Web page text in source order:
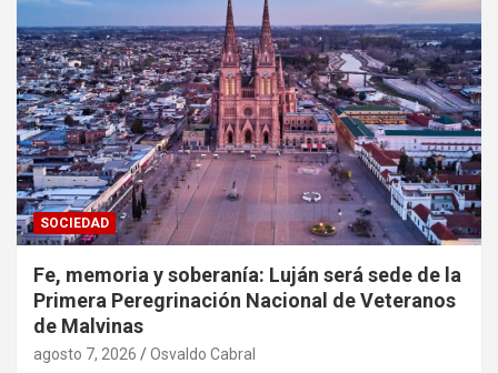
SOCIEDAD
Fe, memoria y soberanía: Luján será sede de la
Primera Peregrinación Nacional de Veteranos
de Malvinas
agosto 7, 2026 Osvaldo Cabral